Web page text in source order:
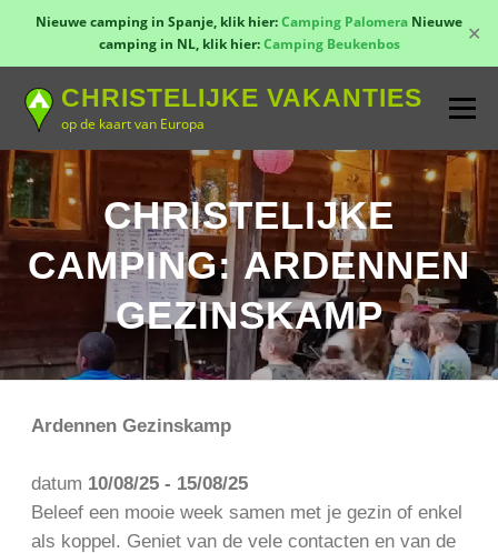
Nieuwe camping in Spanje, klik hier:Camping Palomera Nieuwe
camping in NL, klik hier:Camping Beukenbos ✕
inhoud
CHRISTELIJKE VAKANTIES
op de kaart van Europa
Menu
TOON KAART! LANDEN CONTACT
AANMELDEN GROEPSREIZEN KAMPEN
CHRISTELIJKE
CAMPING: ARDENNEN
GEZINSKAMP
Ardennen Gezinskamp
datum 10/08/25 - 15/08/25
Beleef een mooie week samen met je gezin of enkel
als koppel. Geniet van de vele contacten en van de